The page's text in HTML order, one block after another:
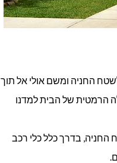
החניה ומשם אולי אל תוך
הרמטית של הבית למדנו
החניה, בדרך כלל כלי רכב